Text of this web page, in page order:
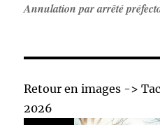
Annulation par arrêté
Retour en images ->
2026